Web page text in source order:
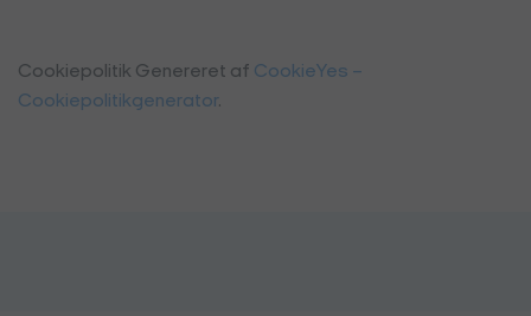
Cookiepolitik Genereret af CookieYes –
Cookiepolitikgenerator.